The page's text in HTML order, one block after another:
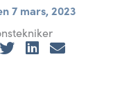
7 mars, 2023